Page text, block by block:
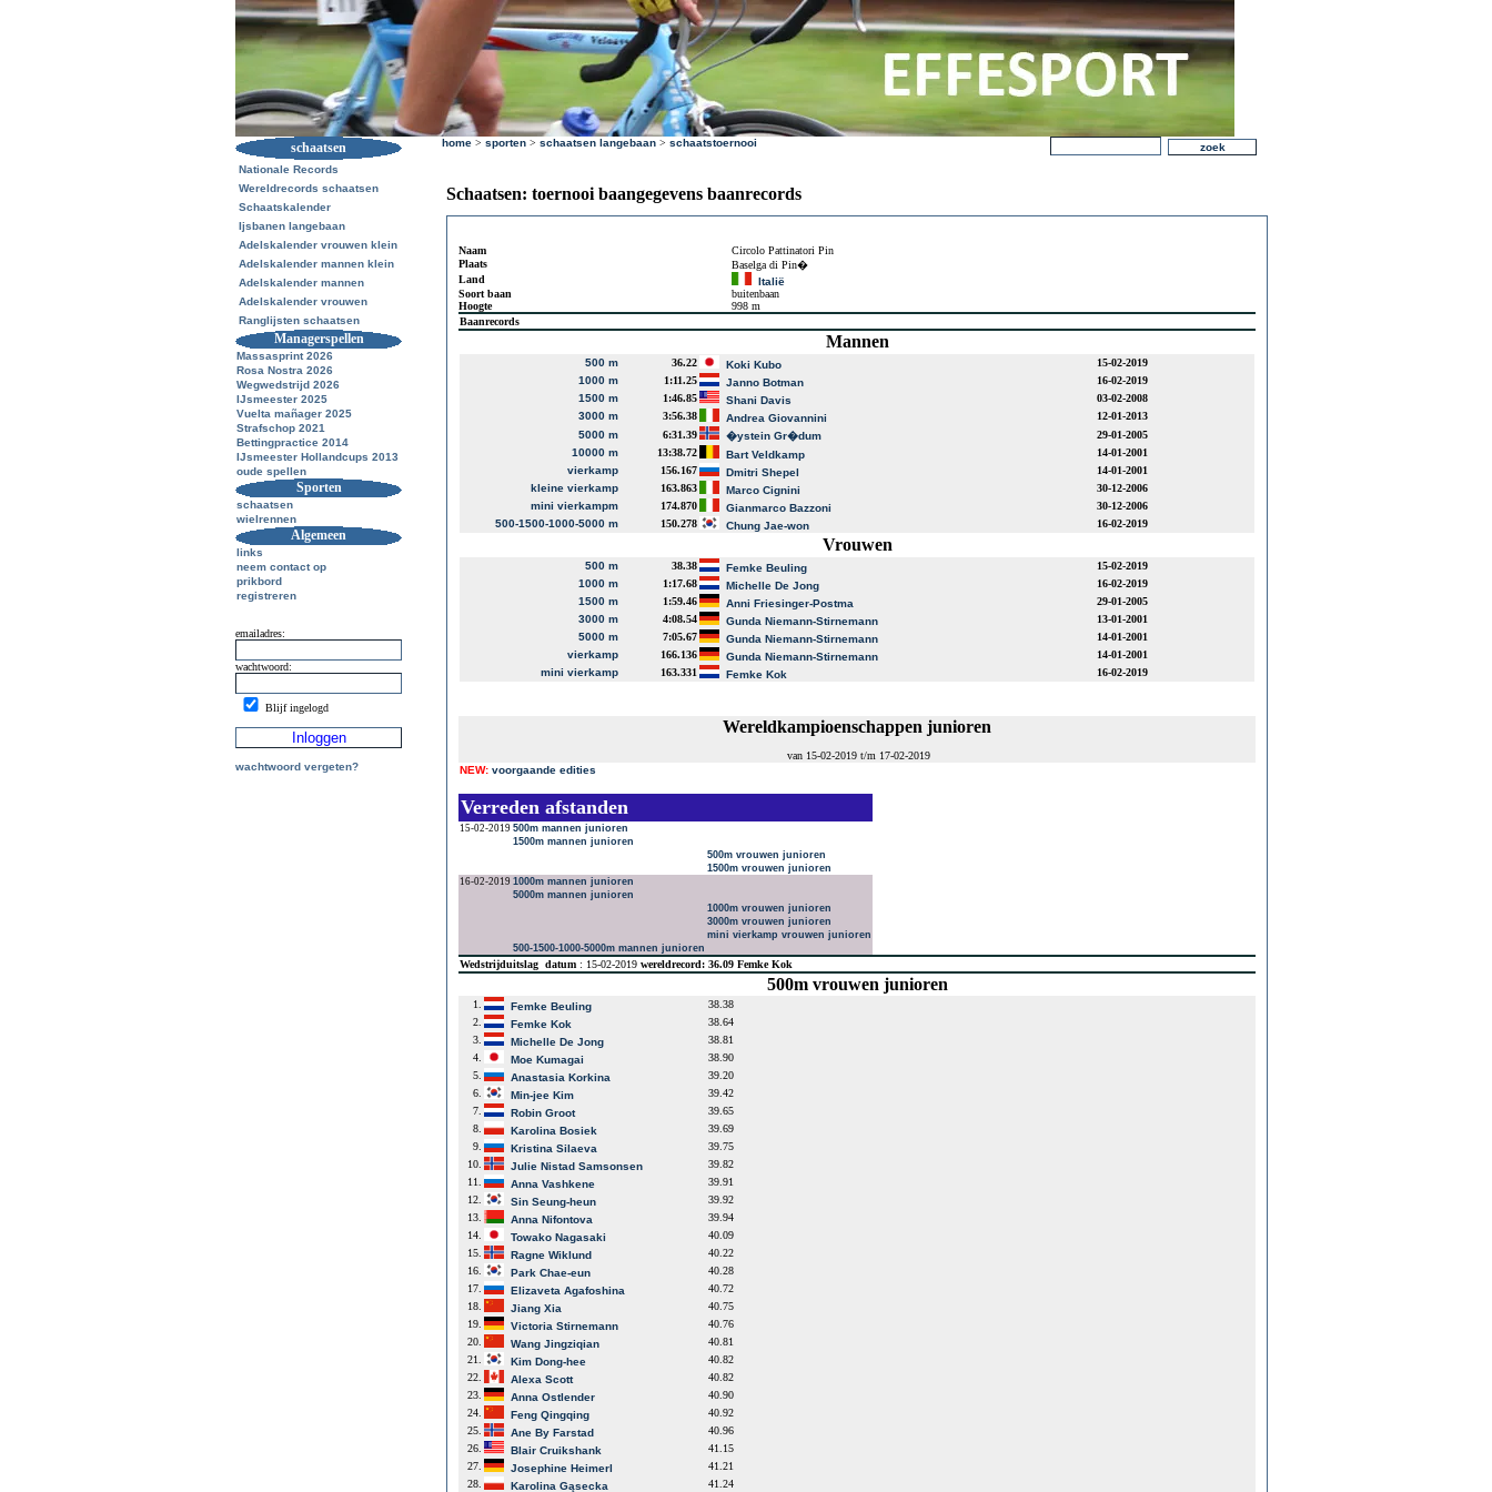
schaatsen
Nationale Records
Wereldrecords schaatsen
Schaatskalender
Ijsbanen langebaan
Adelskalender vrouwen klein
Adelskalender mannen klein
Adelskalender mannen
Adelskalender vrouwen
Ranglijsten schaatsen
Managerspellen
Massasprint 2026
Rosa Nostra 2026
Wegwedstrijd 2026
IJsmeester 2025
Vuelta mañager 2025
Strafschop 2021
Bettingpractice 2014
IJsmeester Hollandcups 2013
oude spellen
Sporten
schaatsen
wielrennen
Algemeen
links
neem contact op
prikbord
registreren
emailadres:
wachtwoord:
Blijf ingelogd
wachtwoord vergeten?
home > sporten > schaatsen langebaan > schaatstoernooi
Schaatsen: toernooi baangegevens baanrecords
Naam
Circolo Pattinatori Pin
Plaats
Baselga di Pin�
Land
Italië
Soort baan
buitenbaan
Hoogte
998 m
Baanrecords
Mannen
500 m 36.22 Koki Kubo
15-02-2019
1000 m
1:11.25 Janno Botman
16-02-2019
1500 m
1:46.85 Shani Davis
03-02-2008
3000 m
3:56.38 Andrea Giovannini
12-01-2013
5000 m
6:31.39 �ystein Gr�dum
29-01-2005
10000 m
13:38.72 Bart Veldkamp
14-01-2001
vierkamp
156.167 Dmitri Shepel
14-01-2001
kleine vierkamp
163.863 Marco Cignini
30-12-2006
mini vierkampm
174.870 Gianmarco Bazzoni
30-12-2006
500-1500-1000-5000 m
150.278 Chung Jae-won 16-02-2019
Vrouwen
500 m 38.38 Femke Beuling
15-02-2019
1000 m
1:17.68 Michelle De Jong
16-02-2019
1500 m
1:59.46 Anni Friesinger-Postma
29-01-2005
3000 m
4:08.54 Gunda Niemann-Stirnemann
13-01-2001
5000 m
7:05.67 Gunda Niemann-Stirnemann
14-01-2001
vierkamp
166.136 Gunda Niemann-Stirnemann
14-01-2001
mini vierkamp
163.331 Femke Kok 16-02-2019
Wereldkampioenschappen junioren
van 15-02-2019 t/m 17-02-2019
NEW: voorgaande edities
Verreden afstanden
15-02-2019 500m mannen junioren
1500m mannen junioren
500m vrouwen junioren
1500m vrouwen junioren
16-02-2019 1000m mannen junioren
5000m mannen junioren
1000m vrouwen junioren
3000m vrouwen junioren
mini vierkamp vrouwen junioren
500-1500-1000-5000m mannen junioren
Wedstrijduitslag datum : 15-02-2019 wereldrecord: 36.09 Femke Kok
500m vrouwen junioren
1. Femke Beuling
38.38
2.
Femke Kok
38.64
3.
Michelle De Jong
38.81
4.
Moe Kumagai
38.90
5.
Anastasia Korkina
39.20
6.
Min-jee Kim
39.42
7.
Robin Groot
39.65
8.
Karolina Bosiek
39.69
9.
Kristina Silaeva
39.75
10.
Julie Nistad Samsonsen
39.82
11.
Anna Vashkene
39.91
12.
Sin Seung-heun
39.92
13.
Anna Nifontova
39.94
14.
Towako Nagasaki
40.09
15.
Ragne Wiklund
40.22
16.
Park Chae-eun
40.28
17.
Elizaveta Agafoshina
40.72
18.
Jiang Xia
40.75
19.
Victoria Stirnemann
40.76
20.
Wang Jingziqian
40.81
21.
Kim Dong-hee
40.82
22.
Alexa Scott
40.82
23.
Anna Ostlender
40.90
24.
Feng Qingqing
40.92
25.
Ane By Farstad
40.96
26.
Blair Cruikshank
41.15
27.
Josephine Heimerl
41.21
28.
Karolina Gąsecka 41.24